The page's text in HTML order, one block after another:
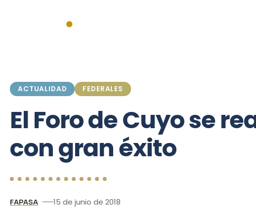
ACTUALIDAD FEDERALES
El Foro de Cuyo se
con gran éxito
FAPASA 15 de junio de 2018